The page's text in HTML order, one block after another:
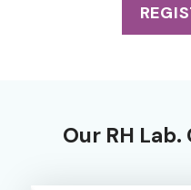
Our RH